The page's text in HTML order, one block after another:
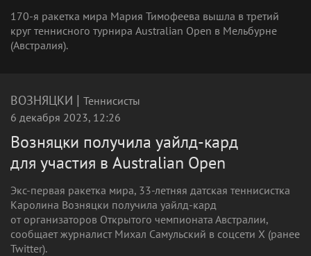
170-я ракетка мира Мария Тимофеева вышла в третий
круг теннисного турнира Australian Open в Мельбурне
(Австралия).
ВОЗНЯЦКИ | Теннисисты
6 декабря 2023, 12:26
Возняцки получила уайлд-кард
для участия в Australian Open
Экс-первая ракетка мира, 33-летняя датская теннисистка
Каролина Возняцки получила уайлд-кард
от организаторов Открытого чемпионата Австралии,
сообщает журналист Михал Самульский в соцсети X (ранее
Twitter).